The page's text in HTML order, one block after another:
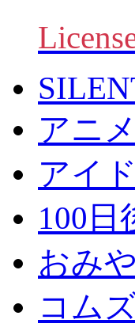
アニ
アイ
100日
おみ
コム